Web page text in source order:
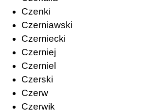
Czenki
Czerniawski
Czerniecki
Czerniej
Czerniel
Czerski
Czerw
Czerwik